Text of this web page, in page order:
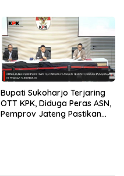
Bupati Sukoharjo Terjaring
OTT KPK, Diduga Peras ASN,
Pemprov Jateng Pastikan